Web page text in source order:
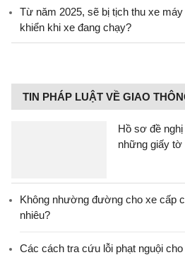
Từ năm 2025, sẽ bị tịch thu xe
khiển khi xe đang chạy?
TIN PHÁP LUẬT VỀ GIAO
Hồ sơ đề
những giấy tờ
Không nhường đường cho xe cấp
nhiêu?
Các cách tra cứu lỗi phạt nguội